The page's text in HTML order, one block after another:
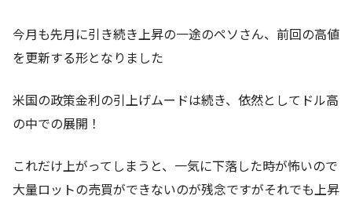
今月も先月に引き続き上昇の一途のペソさん、前回の高値
を更新する形となりました
米国の政策金利の引上げムードは続き、依然としてドル高
の中での展開！
これだけ上がってしまうと、一気に下落した時が怖いので
大量ロットの売買ができないのが残念ですがそれでも上昇